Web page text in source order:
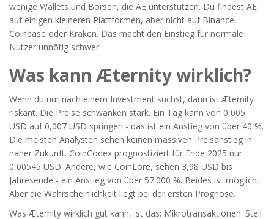
wenige Wallets und Börsen, die AE unterstützen. Du findest AE
auf einigen kleineren Plattformen, aber nicht auf Binance,
Coinbase oder Kraken. Das macht den Einstieg für normale
Nutzer unnötig schwer.
Was kann Æternity wirklich?
Wenn du nur nach einem Investment suchst, dann ist Æternity
riskant. Die Preise schwanken stark. Ein Tag kann von 0,005
USD auf 0,007 USD springen - das ist ein Anstieg von über 40 %.
Die meisten Analysten sehen keinen massiven Preisanstieg in
naher Zukunft. CoinCodex prognostiziert für Ende 2025 nur
0,00545 USD. Andere, wie CoinLore, sehen 3,98 USD bis
Jahresende - ein Anstieg von über 57.000 %. Beides ist möglich.
Aber die Wahrscheinlichkeit liegt bei der ersten Prognose.
Was Æternity wirklich gut kann, ist das: Mikrotransaktionen. Stell